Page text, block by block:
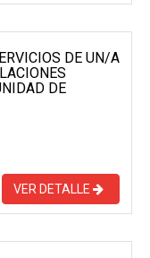
DE UN/A
DE
VER DETALLE